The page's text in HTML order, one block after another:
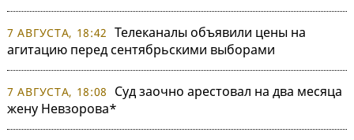
7 АВГУСТА, 18:42 Телеканалы объявили цены на
агитацию перед сентябрьскими выборами
7 АВГУСТА, 18:08
Суд заочно арестовал на два месяца
жену Невзорова*